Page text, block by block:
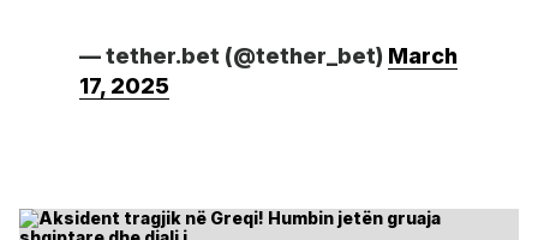
— tether.bet (@tether_bet) March
17, 2025